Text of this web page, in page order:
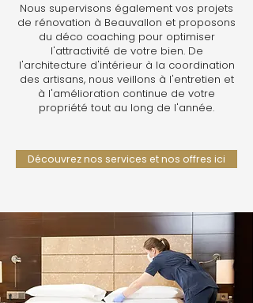
Nous supervisons également vos projets
de rénovation à Beauvallon et proposons
du déco coaching pour optimiser
l'attractivité de votre bien. De
l'architecture d'intérieur à la coordination
des artisans, nous veillons à l'entretien et
à l'amélioration continue de votre
propriété tout au long de l'année.
Découvrez nos services et nos offres ici